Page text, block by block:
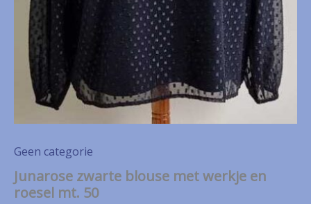
Geen categorie
Junarose zwarte blouse met werkje en
roesel mt. 50